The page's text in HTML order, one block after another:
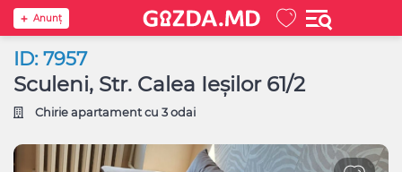
Anunţ
ID: 7957
Sculeni, Str. Calea Ieșilor 61/2
Chirie apartament cu 3 odai